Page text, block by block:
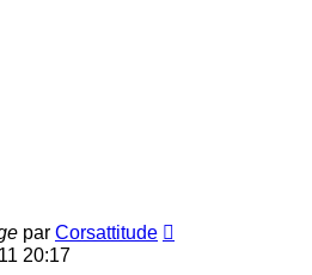
par Corsattitude
20:17